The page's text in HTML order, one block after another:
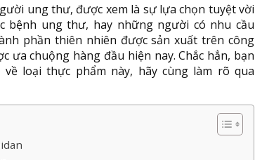
ung thư, được xem là sự lựa chọn tuyệt vời
bệnh ung thư, hay những người có nhu cầu
phần thiên nhiên được sản xuất trên công
ưa chuộng hàng đầu hiện nay. Chắc hẳn, bạn
loại thực phẩm này, hãy cùng làm rõ qua